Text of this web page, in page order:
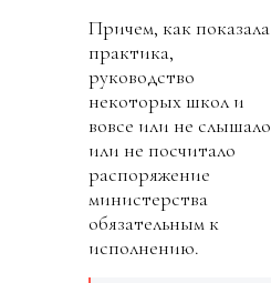
Причем, как показала
практика,
руководство
некоторых школ и
вовсе или не слышало
или не посчитало
распоряжение
министерства
обязательным к
исполнению.